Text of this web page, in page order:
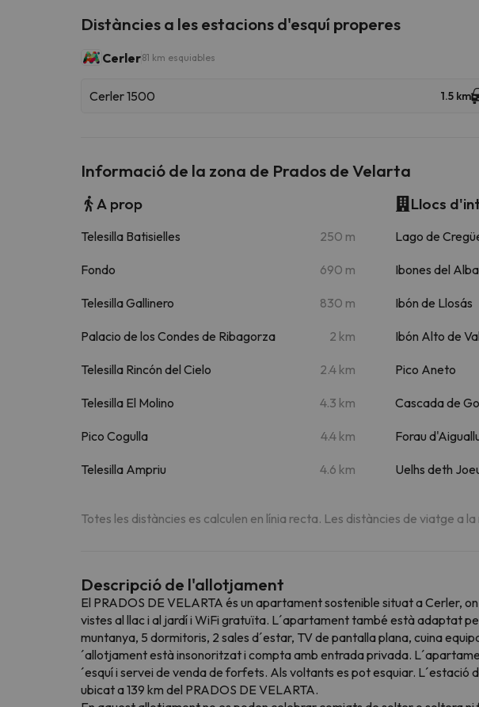
Distàncies a les estacions d'esquí properes
Cerler81 km esquiables
Cerler 1500 1.5 km
Informació de la zona de Prados de Velarta
A prop
Telesilla Batisielles 250 m
Fondo 690 m
Telesilla Gallinero 830 m
Palacio de los Condes de Ribagorza 2 km
Telesilla Rincón del Cielo 2.4 km
Telesilla El Molino 4.3 km
Pico Cogulla 4.4 km
Telesilla Ampriu 4.6 km
Llocs
Lago de
Ibones del Alba
Ibón de Llosás
Ibón Alto de
Pico Aneto
Cascada de
Forau
Uelhs deth
Totes les distàncies es calculen en línia recta. Les distàncies de viatge a
Descripció de l'allotjament
El PRADOS DE VELARTA és un apartament sostenible situat a Cerler,
vistes al llac i al jardí i WiFi gratuïta. L´apartament també està adaptat
muntanya, 5 dormitoris, 2 sales d´estar, TV de pantalla plana, cuina
´allotjament està insonoritzat i compta amb entrada privada.
´esquí i servei de venda de forfets. Als voltants es pot esquiar. L´estació
ubicat a 139 km del PRADOS DE VELARTA.